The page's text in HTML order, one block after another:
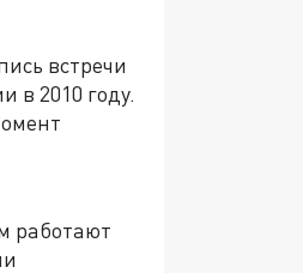
встречи
в 2010 году.
работают